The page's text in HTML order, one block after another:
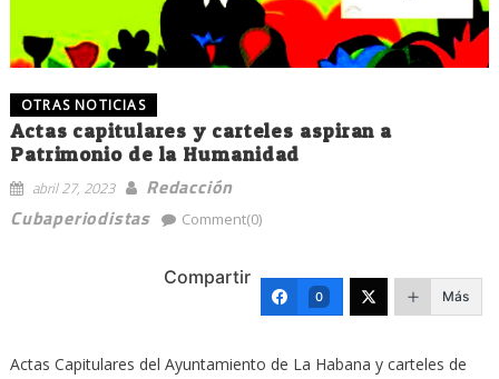
OTRAS NOTICIAS
Actas capitulares y carteles aspiran a
Patrimonio de la Humanidad
abril 27, 2023
Redacción
Cubaperiodistas
Comment(0)
Compartir
0 Más
Actas Capitulares del Ayuntamiento de La Habana y carteles de